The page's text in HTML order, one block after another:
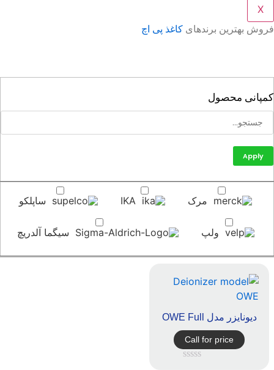
بهترین برندهایکاغذ پی اچ
محصول
Apply
مرک IKA ساپلکو
ولپ سیگما آلدریچ
دیونایزر مدل OWE Full
Call for price